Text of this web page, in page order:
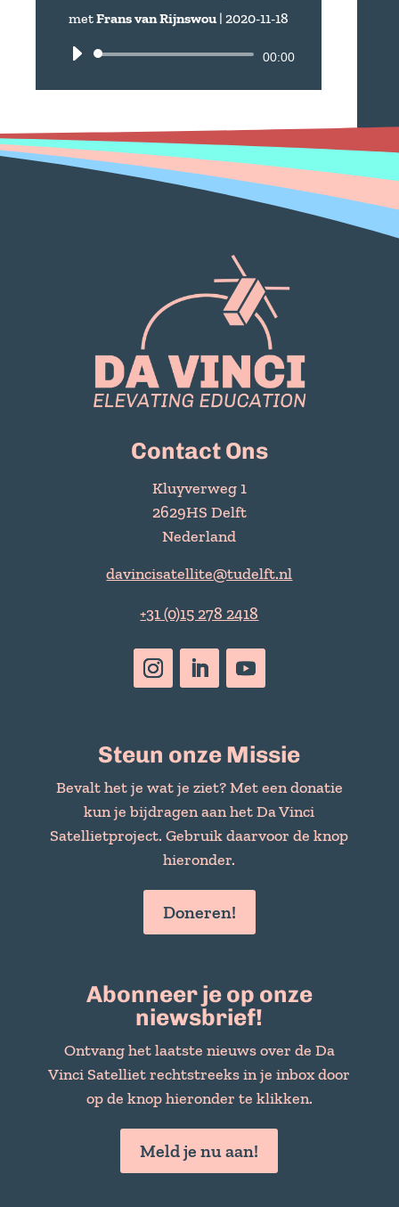
metFrans van Rijnswou| 2020-11-18
Audio
00:00
Contact Ons
Kluyverweg 1
2629HS Delft
Nederland
davincisatellite@tudelft.nl
+31 (0)15 278 2418
Steun onze Missie
Bevalt het je wat je ziet? Met een donatie
kun je bijdragen aan het Da Vinci
Satellietproject. Gebruik daarvoor de knop
hieronder.
Doneren!
Abonneer je op onze
niewsbrief!
Ontvang het laatste nieuws over de Da
Vinci Satelliet rechtstreeks in je inbox door
op de knop hieronder te klikken.
Meld je nu aan!